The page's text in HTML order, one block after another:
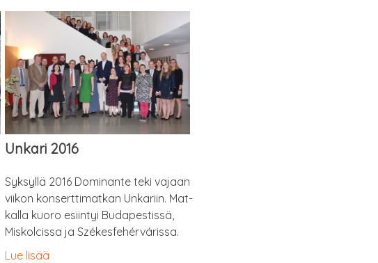
Unka­ri 2016
Syk­syl­lä 2016 Domi­nan­te teki vajaan
vii­kon kon­sert­ti­mat­kan Unka­riin. Mat­
kal­la kuo­ro esiin­tyi Buda­pes­tis­sä,
Mis­kolcis­sa ja Székesfehérvárissa.
Lue lisää